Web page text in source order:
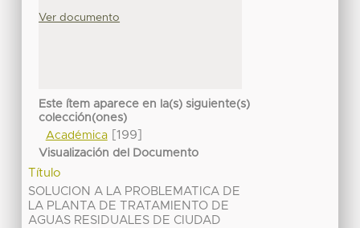
Ver documento
Este ítem aparece en la(s) siguiente(s)
colección(ones)
Académica[199]
Visualización del Documento
Título
SOLUCION A LA PROBLEMATICA DE
LA PLANTA DE TRATAMIENTO DE
AGUAS RESIDUALES DE CIUDAD